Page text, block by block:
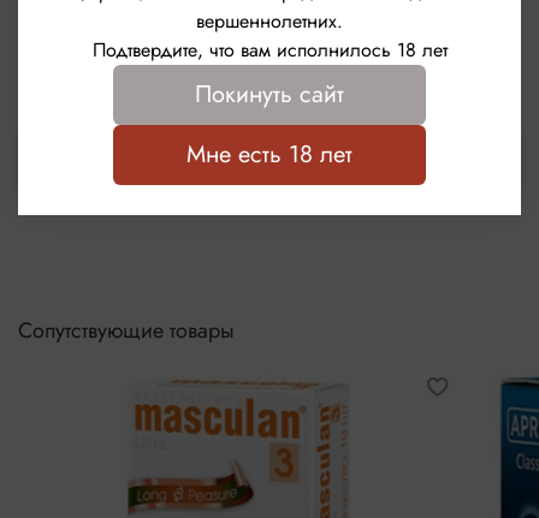
Отзывов еще никто не оставлял
Написать отзыв
Сопутствующие товары
вершеннолетних.
Подтвердите, что вам исполнилось 18 лет
Покинуть сайт
Мне есть 18 лет